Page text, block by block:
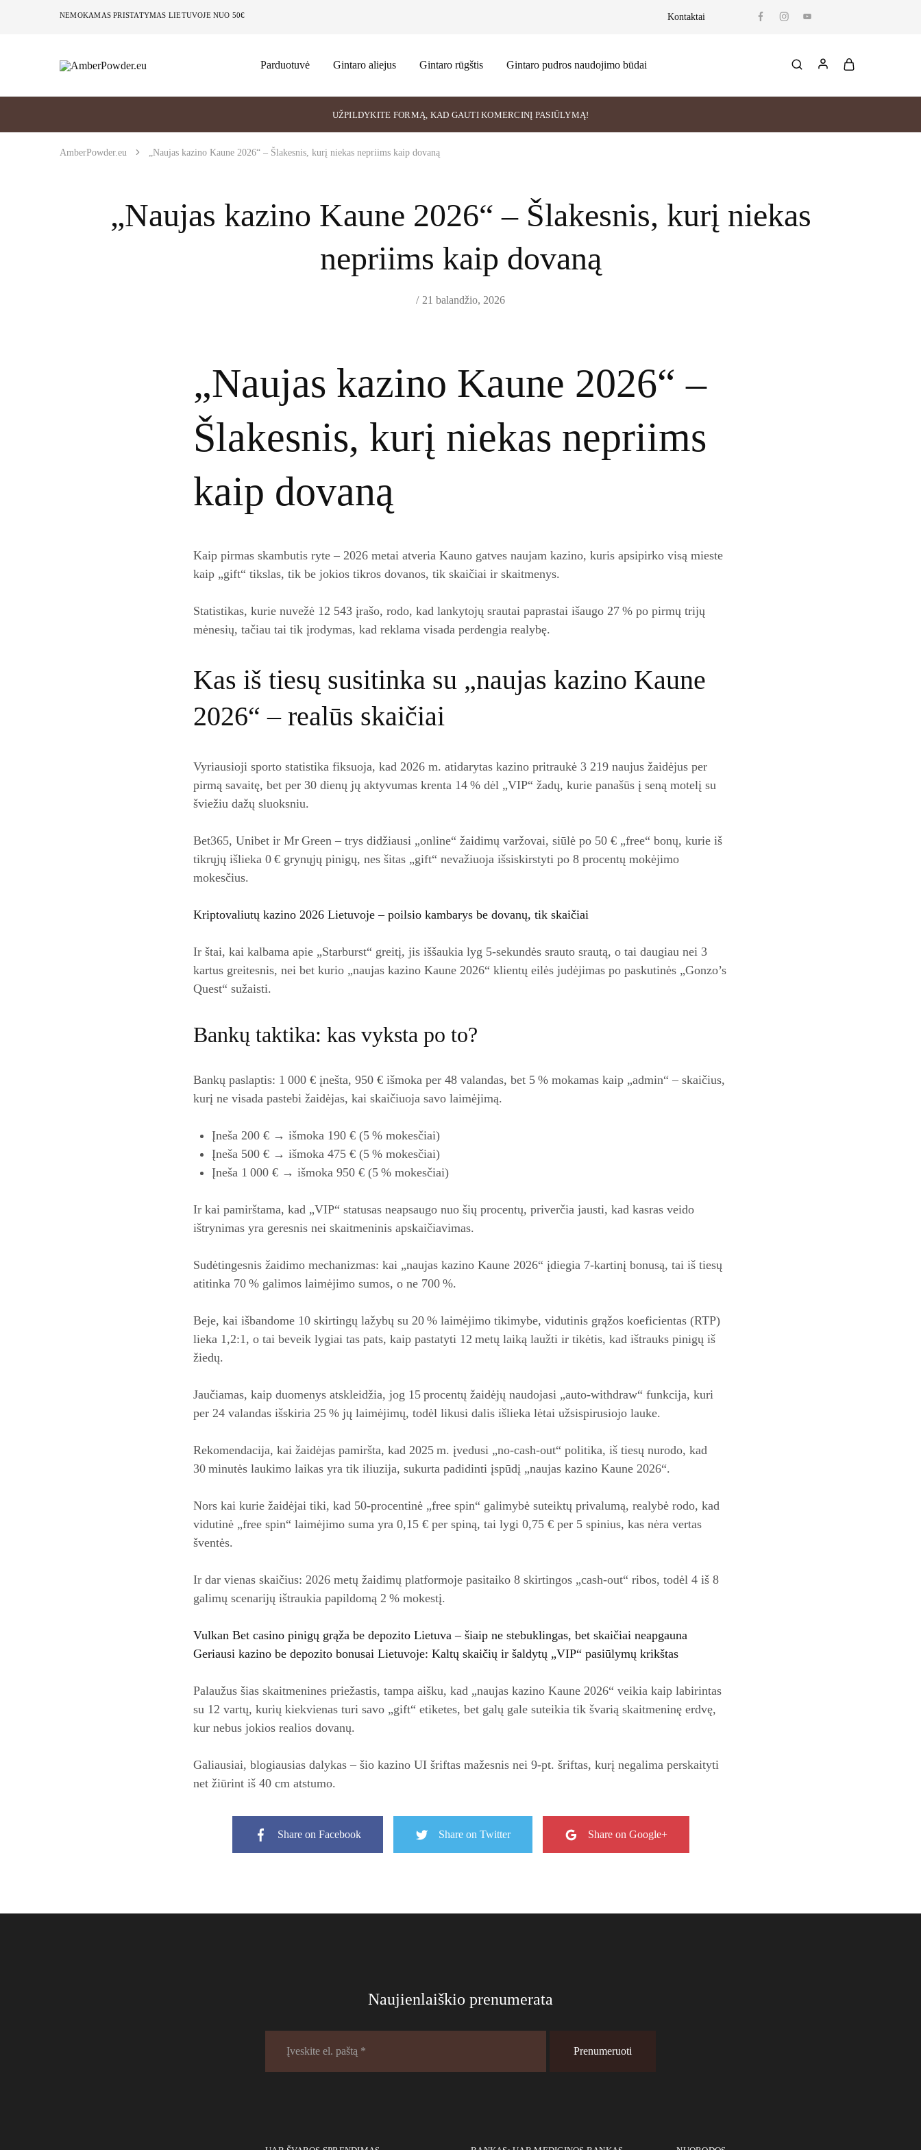
NEMOKAMAS PRISTATYMAS LIETUVOJE NUO 50€ Kontaktai
AmberPowder.eu
UAB
Parduotuvė Gintaro aliejus Gintaro rūgštis Gintaro pudros naudojimo būdai
UŽPILDYKITE FORMĄ, KAD GAUTI KOMERCINĮ PASIŪLYMĄ!
AmberPowder.eu „Naujas kazino Kaune 2026“ – Šlakesnis, kurį niekas nepriims kaip dovaną
„Naujas kazino Kaune 2026“ – Šlakesnis, kurį niekas
nepriims kaip dovaną
21 balandžio, 2026
„Naujas kazino Kaune 2026“ –
Šlakesnis, kurį niekas nepriims
kaip dovaną
Kaip pirmas skambutis ryte – 2026 metai atveria Kauno gatves naujam kazino, kuris apsipirko visą mieste
kaip „gift“ tikslas, tik be jokios tikros dovanos, tik skaičiai ir skaitmenys.
Statistikas, kurie nuvežė 12 543 įrašo, rodo, kad lankytojų srautai paprastai išaugo 27 % po pirmų trijų
mėnesių, tačiau tai tik įrodymas, kad reklama visada perdengia realybę.
Kas iš tiesų susitinka su „naujas kazino Kaune
2026“ – realūs skaičiai
Vyriausioji sporto statistika fiksuoja, kad 2026 m. atidarytas kazino pritraukė 3 219 naujus žaidėjus per
pirmą savaitę, bet per 30 dienų jų aktyvumas krenta 14 % dėl „VIP“ žadų, kurie panašūs į seną motelį su
šviežiu dažų sluoksniu.
Bet365, Unibet ir Mr Green – trys didžiausi „online“ žaidimų varžovai, siūlė po 50 € „free“ bonų, kurie iš
tikrųjų išlieka 0 € grynųjų pinigų, nes šitas „gift“ nevažiuoja išsiskirstyti po 8 procentų mokėjimo
mokesčius.
Kriptovaliutų kazino 2026 Lietuvoje – poilsio kambarys be dovanų, tik skaičiai
Ir štai, kai kalbama apie „Starburst“ greitį, jis iššaukia lyg 5‑sekundės srauto srautą, o tai daugiau nei 3
kartus greitesnis, nei bet kurio „naujas kazino Kaune 2026“ klientų eilės judėjimas po paskutinės „Gonzo’s
Quest“ sužaisti.
Bankų taktika: kas vyksta po to?
Bankų paslaptis: 1 000 € įnešta, 950 € išmoka per 48 valandas, bet 5 % mokamas kaip „admin“ – skaičius,
kurį ne visada pastebi žaidėjas, kai skaičiuoja savo laimėjimą.
Įneša 200 € → išmoka 190 € (5 % mokesčiai)
Įneša 500 € → išmoka 475 € (5 % mokesčiai)
Įneša 1 000 € → išmoka 950 € (5 % mokesčiai)
Ir kai pamirštama, kad „VIP“ statusas neapsaugo nuo šių procentų, priverčia jausti, kad kasras veido
ištrynimas yra geresnis nei skaitmeninis apskaičiavimas.
Sudėtingesnis žaidimo mechanizmas: kai „naujas kazino Kaune 2026“ įdiegia 7‑kartinį bonusą, tai iš tiesų
atitinka 70 % galimos laimėjimo sumos, o ne 700 %.
Beje, kai išbandome 10 skirtingų lažybų su 20 % laimėjimo tikimybe, vidutinis grąžos koeficientas (RTP)
lieka 1,2:1, o tai beveik lygiai tas pats, kaip pastatyti 12 metų laiką laužti ir tikėtis, kad ištrauks pinigų iš
žiedų.
Jaučiamas, kaip duomenys atskleidžia, jog 15 procentų žaidėjų naudojasi „auto‑withdraw“ funkcija, kuri
per 24 valandas išskiria 25 % jų laimėjimų, todėl likusi dalis išlieka lėtai užsispirusiojo lauke.
Rekomendacija, kai žaidėjas pamiršta, kad 2025 m. įvedusi „no‑cash‑out“ politika, iš tiesų nurodo, kad
30 minutės laukimo laikas yra tik iliuzija, sukurta padidinti įspūdį „naujas kazino Kaune 2026“.
Nors kai kurie žaidėjai tiki, kad 50‑procentinė „free spin“ galimybė suteiktų privalumą, realybė rodo, kad
vidutinė „free spin“ laimėjimo suma yra 0,15 € per spiną, tai lygi 0,75 € per 5 spinius, kas nėra vertas
šventės.
Ir dar vienas skaičius: 2026 metų žaidimų platformoje pasitaiko 8 skirtingos „cash‑out“ ribos, todėl 4 iš 8
galimų scenarijų ištraukia papildomą 2 % mokestį.
Vulkan Bet casino pinigų grąža be depozito Lietuva – šiaip ne stebuklingas, bet skaičiai neapgauna
Geriausi kazino be depozito bonusai Lietuvoje: Kaltų skaičių ir šaldytų „VIP“ pasiūlymų krikštas
Palaužus šias skaitmenines priežastis, tampa aišku, kad „naujas kazino Kaune 2026“ veikia kaip labirintas
su 12 vartų, kurių kiekvienas turi savo „gift“ etiketes, bet galų gale suteikia tik švarią skaitmeninę erdvę,
kur nebus jokios realios dovanų.
Galiausiai, blogiausias dalykas – šio kazino UI šriftas mažesnis nei 9‑pt. šriftas, kurį negalima perskaityti
net žiūrint iš 40 cm atstumo.
Share on Facebook Share on Twitter Share on Google+
Naujienlaiškio prenumerata